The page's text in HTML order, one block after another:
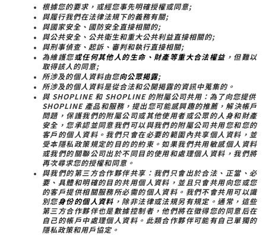
根據您的要求，或經您事先明確授權或同意;
與履行我們在法律法規下的義務有關;
與國家安全、國防安全直接相關的;
與公共安全、公共衛生和重大公共利益直接相關的;
與刑事偵查、起訴、審判和執行直接相關;
為維護您或任何其他人的生命、財產等重大合法權益，但難以
取得該人的同意;
所涉及的個人資料由您向公眾揭露;
所涉及的個人資料是從合法和公開揭露的資訊中蒐集的。
與 SHOPLINE 和 SHOPLINE 的附屬公司共用：為了向您提供
SHOPLINE 產品和服務，提出您可能感興趣的推薦，解決帳戶
問題，保護我們的附屬公司或其他使用者或公眾的人身和財產
安全，您承認並同意我們可以與我們的附屬公司共用您和您的
客戶的個人資料。我們只會在必要的範圍內共享個人資料，並
受本隱私政策規定的目的的約束。如果我們共用敏感個人資料
或我們的關聯公司出於不同目的使用和處理個人資料，我們將
再次尋求您的授權和同意。
與我們的第三方合作夥伴共享：我們只會出於合法、正當、必
要、具體和明確的目的共用個人資料，並且只會共用向您或您
的客戶提供相關服務所必需的個人資料。我們不會共用可以識
別您身份的個人資料 ，除非法律或法規另有規定。通常，這些
第三方合作夥伴也是數據控制者，他們將在徵得您的同意后在
自己的帳戶中處理個人資料。此類合作夥伴可能有自己單獨的
隱私政策和用戶協定。